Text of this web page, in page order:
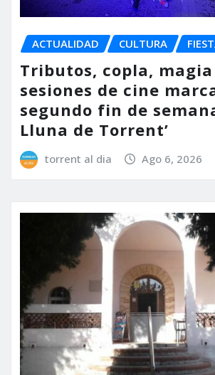
ACTUALIDAD CULTURA
Tributos, copla,
sesiones de cine
segundo fin de
Lluna de Torrent’
torrent al dia Ago 6, 2026